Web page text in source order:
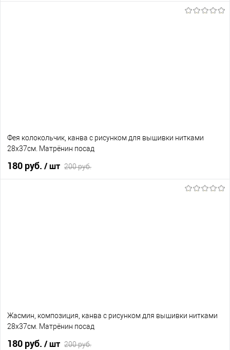
Фея колокольчик, канва с рисунком для вышивки нитками
28х37см. Матрёнин посад
180 руб. / шт 200 руб.
Жасмин, композиция, канва с рисунком для вышивки нитками
28х37см. Матрёнин посад
180 руб. / шт 200 руб.